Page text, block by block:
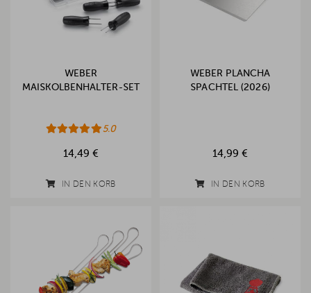
WEBER
MAISKOLBENHALTER-SET
5.0
14,49 €
IN DEN KORB
WEBER PLANCHA
SPACHTEL (2026)
14,99 €
IN DEN KORB